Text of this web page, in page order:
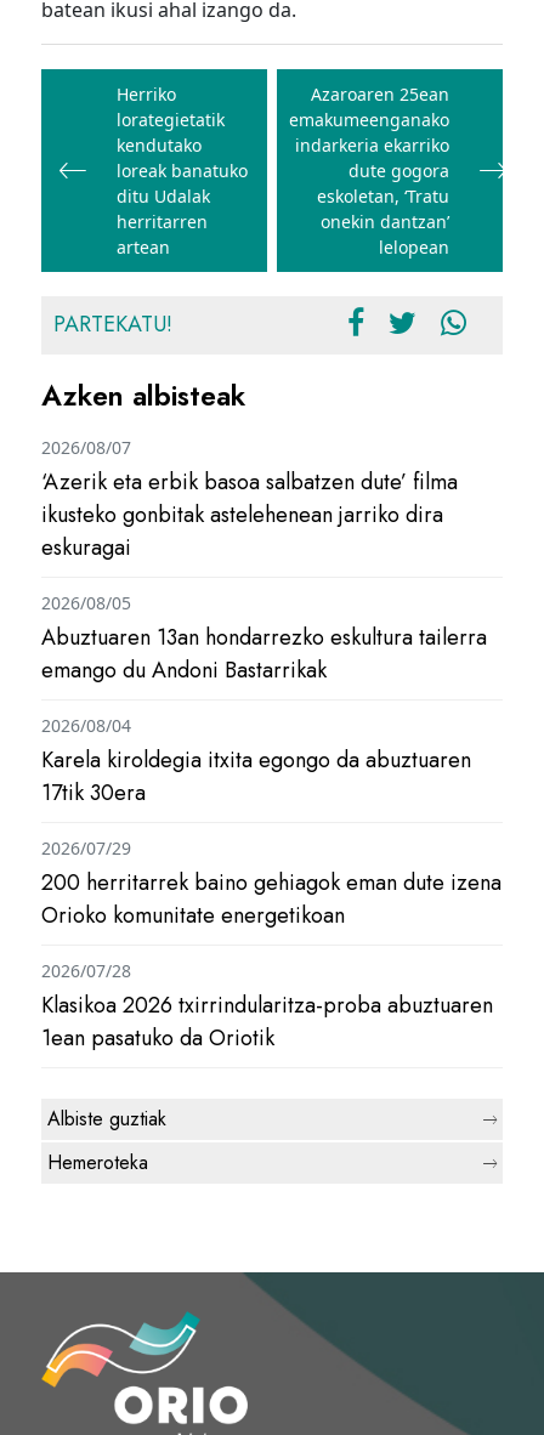
batean ikusi ahal izango da.
Bidalketetan
zehar
nabigatu
Herriko
lorategietatik
kendutako
loreak banatuko
ditu Udalak
herritarren
artean
Azaroaren 25ean
emakumeenganako
indarkeria ekarriko
dute gogora
eskoletan, ‘Tratu
onekin dantzan’
lelopean
PARTEKATU!
Azken albisteak
‘Azerik eta erbik basoa salbatzen dute’ filma
ikusteko gonbitak astelehenean jarriko dira
eskuragai
2026/08/07
Abuztuaren 13an hondarrezko eskultura tailerra
emango du Andoni Bastarrikak
2026/08/05
Karela kiroldegia itxita egongo da abuztuaren
17tik 30era
2026/08/04
200 herritarrek baino gehiagok eman dute izena
Orioko komunitate energetikoan
2026/07/29
Klasikoa 2026 txirrindularitza-proba abuztuaren
1ean pasatuko da Oriotik
2026/07/28
Albiste guztiak
Hemeroteka